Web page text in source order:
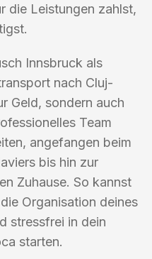
die Leistungen zahlst,
Innsbruck als
nach Cluj-
Geld, sondern auch
Team
angefangen beim
bis hin zur
Zuhause. So kannst
Organisation deines
stressfrei in dein
starten.